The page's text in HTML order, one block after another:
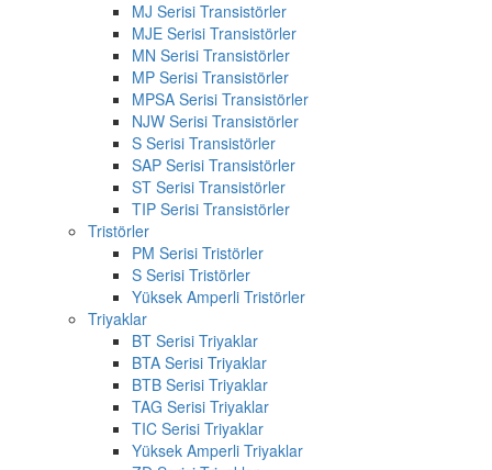
MJ Serisi Transistörler
MJE Serisi Transistörler
MN Serisi Transistörler
MP Serisi Transistörler
MPSA Serisi Transistörler
NJW Serisi Transistörler
S Serisi Transistörler
SAP Serisi Transistörler
ST Serisi Transistörler
TIP Serisi Transistörler
Tristörler
PM Serisi Tristörler
S Serisi Tristörler
Yüksek Amperli Tristörler
Triyaklar
BT Serisi Triyaklar
BTA Serisi Triyaklar
BTB Serisi Triyaklar
TAG Serisi Triyaklar
TIC Serisi Triyaklar
Yüksek Amperli Triyaklar